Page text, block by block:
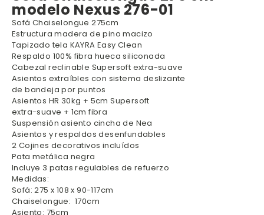
modelo Nexus 276-01
Sofá Chaiselongue 275cm
Estructura madera de pino macizo
Tapizado tela KAYRA Easy Clean
Respaldo 100% fibra hueca siliconada
Cabezal reclinable Supersoft extra-suave
Asientos extraíbles con sistema deslizante
de bandeja por puntos
Asientos HR 30kg + 5cm Supersoft
extra-suave + 1cm fibra
Suspensión asiento cincha de Nea
Asientos y respaldos desenfundables
2 Cojines decorativos incluídos
Pata metálica negra
Incluye 3 patas regulables de refuerzo
Medidas:
Sofá: 275 x 108 x 90-117cm
Chaiselongue: 170cm
Asiento: 75cm